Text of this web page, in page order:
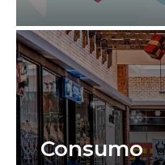
Consumo